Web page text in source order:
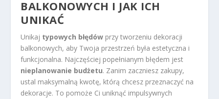
BALKONOWYCH I JAK ICH
UNIKAĆ
Unikaj typowych błędów przy tworzeniu dekoracji
balkonowych, aby Twoja przestrzeń była estetyczna i
funkcjonalna. Najczęściej popełnianym błędem jest
nieplanowanie budżetu. Zanim zaczniesz zakupy,
ustal maksymalną kwotę, którą chcesz przeznaczyć na
dekoracje. To pomoże Ci uniknąć impulsywnych